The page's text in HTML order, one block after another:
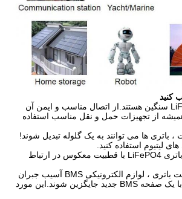
باتری های لیتیوم LiFePo4 سنگین هستند.از اتصال مناسب و ایمن آن
از تجهیزات حمل و نقل مناسب استفاده
، باتری ها می توانند به یک گلوله تبدیل شوند!
لیتیوم استفاده کنید.
کاملاً مطمئن شوید که باتری LiFePO4 با قطبیت معکوس در ارتباط
در صورت اتصال نادرست باتری ، لوازم الکترونیکی BMS آسیب جبران
ناپذیری می بینند و باید با یک صفحه BMS جدید جایگزین شوند.این مورد